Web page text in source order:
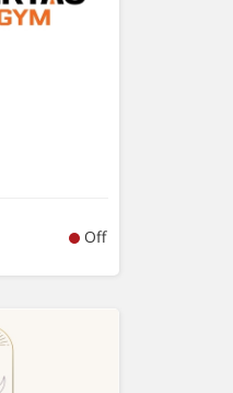
Off